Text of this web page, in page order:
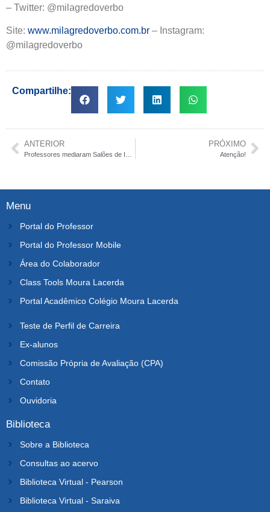
– Twitter: @milagredoverbo
Site: www.milagredoverbo.com.br – Instagram:
@milagredoverbo
Compartilhe:
ANTERIOR PRÓXIMO
Atenção!
Menu
Portal do Professor
Portal do Professor Mobile
Área do Colaborador
Class Tools Moura Lacerda
Portal Acadêmico Colégio Moura Lacerda
Teste de Perfil de Carreira
Ex-alunos
Comissão Própria de Avaliação (CPA)
Contato
Ouvidoria
Biblioteca
Sobre a Biblioteca
Consultas ao acervo
Biblioteca Virtual - Pearson
Biblioteca Virtual - Saraiva